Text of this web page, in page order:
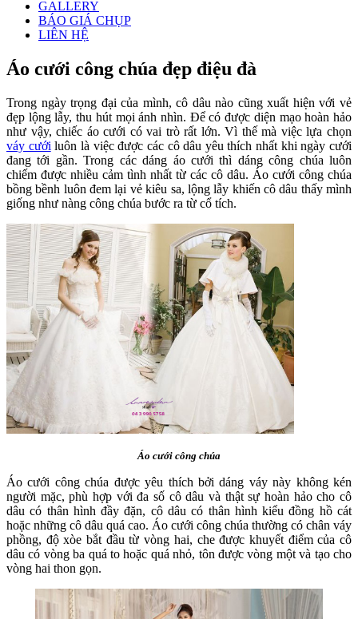
GALLERY
BÁO GIÁ CHỤP
LIÊN HỆ
Áo cưới công chúa đẹp điệu đà
Trong ngày trọng đại của mình, cô dâu nào cũng xuất hiện với vẻ
đẹp lộng lẫy, thu hút mọi ánh nhìn. Để có được diện mạo hoàn hảo
như vậy, chiếc áo cưới có vai trò rất lớn. Vì thế mà việc lựa chọn
váy cưới luôn là việc được các cô dâu yêu thích nhất khi ngày cưới
đang tới gần. Trong các dáng áo cưới thì dáng công chúa luôn
chiếm được nhiều cảm tình nhất từ các cô dâu. Áo cưới công chúa
bồng bềnh luôn đem lại vẻ kiêu sa, lộng lẫy khiến cô dâu thấy mình
giống như nàng công chúa bước ra từ cổ tích.
Áo cưới công chúa
Áo cưới công chúa được yêu thích bởi dáng váy này không kén
người mặc, phù hợp với đa số cô dâu và thật sự hoàn hảo cho cô
dâu có thân hình đầy đặn, cô dâu có thân hình kiểu đồng hồ cát
hoặc những cô dâu quá cao. Áo cưới công chúa thường có chân váy
phồng, độ xòe bắt đầu từ vòng hai, che được khuyết điểm của cô
dâu có vòng ba quá to hoặc quá nhỏ, tôn được vòng một và tạo cho
vòng hai thon gọn.